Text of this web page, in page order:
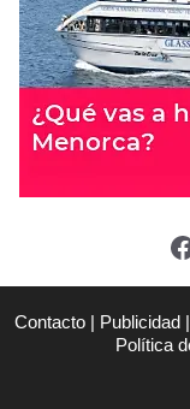
Facebook
Contacto | Publicidad |
Política